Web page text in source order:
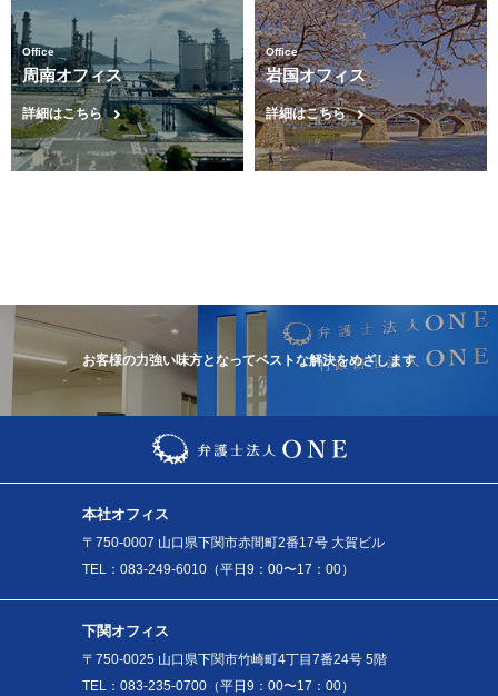
Office
周南オフィス
詳細はこちら
Office
岩国オフィス
詳細はこちら
お客様の力強い味方となってベストな解決をめざします
本社オフィス
〒750-0007 山口県下関市赤間町2番17号 大賀ビル
TEL：083-249-6010（平日9：00〜17：00）
下関オフィス
〒750-0025 山口県下関市竹崎町4丁目7番24号 5階
TEL：083-235-0700（平日9：00〜17：00）